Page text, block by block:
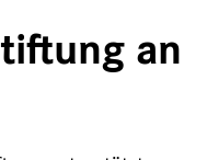
an